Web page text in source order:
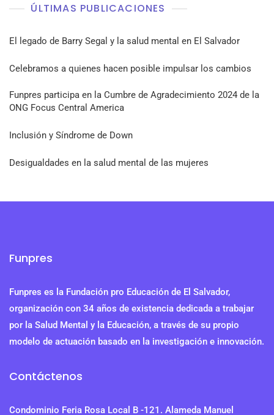
ÚLTIMAS PUBLICACIONES
El legado de Barry Segal y la salud mental en El Salvador
Celebramos a quienes hacen posible impulsar los cambios
Funpres participa en la Cumbre de Agradecimiento 2024 de la
ONG Focus Central America
Inclusión y Síndrome de Down
Desigualdades en la salud mental de las mujeres
Funpres
Funpres es la Fundación pro Educación de El Salvador,
organización con 34 años de existencia dedicada a trabajar
por la Salud Mental y la Educación, a través de su propio
modelo de actuación basado en la investigación e innovación.
Contáctenos
Condominio Feria Rosa Local B -121. Alameda Manuel